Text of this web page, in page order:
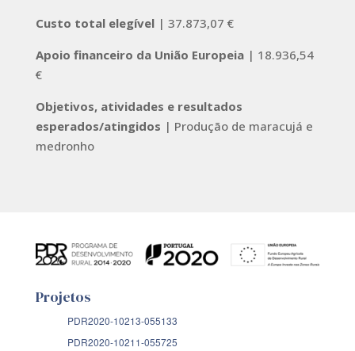
Custo total elegível| 37.873,07 €
Apoio financeiro da União Europeia| 18.936,54
€
Objetivos, atividades e resultados
esperados/atingidos | Produção de maracujá e
medronho
Projetos
PDR2020-10213-055133
PDR2020-10211-055725